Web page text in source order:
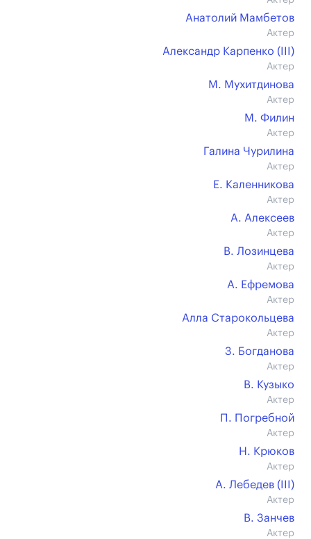
Анатолий Мамбетов
Актер
Александр Карпенко (III)
Актер
М. Мухитдинова
Актер
М. Филин
Актер
Галина Чурилина
Актер
Е. Каленникова
Актер
А. Алексеев
Актер
В. Лозинцева
Актер
А. Ефремова
Актер
Алла Старокольцева
Актер
З. Богданова
Актер
В. Кузыко
Актер
П. Погребной
Актер
Н. Крюков
Актер
А. Лебедев (III)
Актер
В. Занчев
Актер